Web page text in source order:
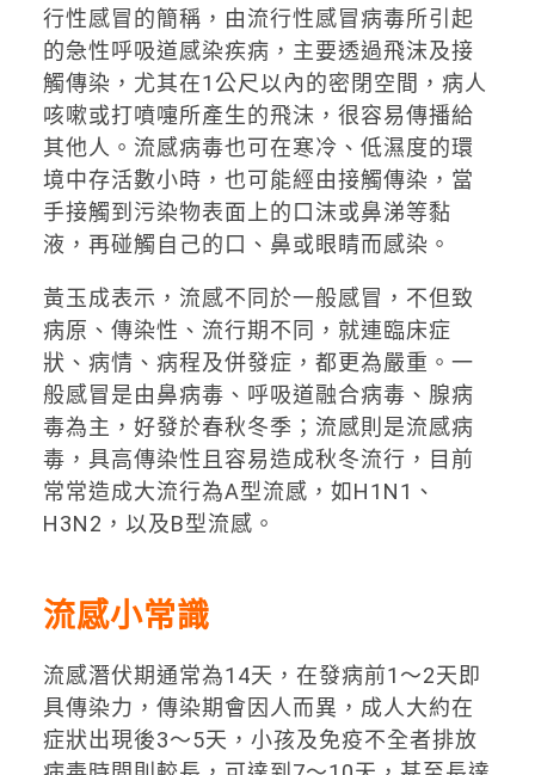
行性感冒的簡稱，由流行性感冒病毒所引起
的急性呼吸道感染疾病，主要透過飛沫及接
觸傳染，尤其在1公尺以內的密閉空間，病人
咳嗽或打噴嚏所產生的飛沫，很容易傳播給
其他人。流感病毒也可在寒冷、低濕度的環
境中存活數小時，也可能經由接觸傳染，當
手接觸到污染物表面上的口沫或鼻涕等黏
液，再碰觸自己的口、鼻或眼睛而感染。
黃玉成表示，流感不同於一般感冒，不但致
病原、傳染性、流行期不同，就連臨床症
狀、病情、病程及併發症，都更為嚴重。一
般感冒是由鼻病毒、呼吸道融合病毒、腺病
毒為主，好發於春秋冬季；流感則是流感病
毒，具高傳染性且容易造成秋冬流行，目前
常常造成大流行為A型流感，如H1N1、
H3N2，以及B型流感。
流感小常識
流感潛伏期通常為14天，在發病前1～2天即
具傳染力，傳染期會因人而異，成人大約在
症狀出現後3～5天，小孩及免疫不全者排放